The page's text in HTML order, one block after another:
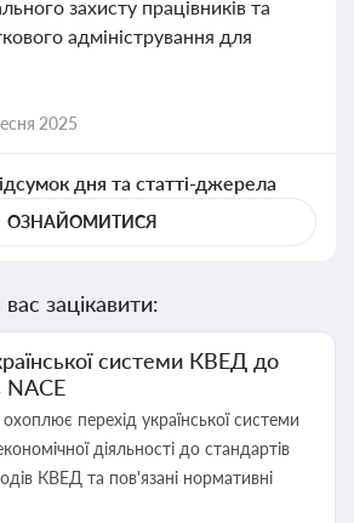
захисту працівників та
адміністрування для
2025
дня та статті-джерела
ОЗНАЙОМИТИСЯ
зацікавити:
системи КВЕД до
NACE
перехід української системи
діяльності до стандартів
КВЕД та пов'язані нормативні